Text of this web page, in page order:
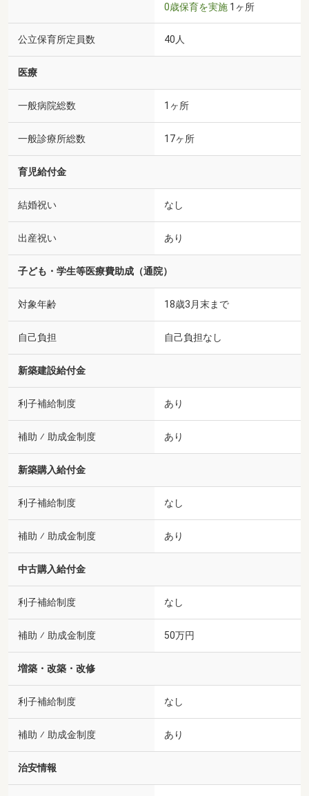
0歳保育を実施 1ヶ所
公立保育所定員数 40人
医療
一般病院総数 1ヶ所
一般診療所総数 17ヶ所
育児給付金
結婚祝い なし
出産祝い あり
子ども・学生等医療費助成（通院）
対象年齢 18歳3月末まで
自己負担 自己負担なし
新築建設給付金
利子補給制度 あり
補助 ⁄ 助成金制度 あり
新築購入給付金
利子補給制度 なし
補助 ⁄ 助成金制度 あり
中古購入給付金
利子補給制度 なし
補助 ⁄ 助成金制度 50万円
増築・改築・改修
利子補給制度 なし
補助 ⁄ 助成金制度 あり
治安情報